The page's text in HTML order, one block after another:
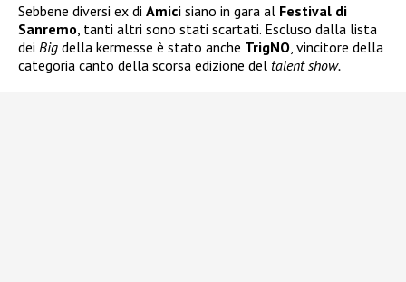
Sebbene diversi ex di Amici siano in gara al Festival di
Sanremo, tanti altri sono stati scartati. Escluso dalla lista
dei Big della kermesse è stato anche TrigNO, vincitore della
categoria canto della scorsa edizione del talent show.